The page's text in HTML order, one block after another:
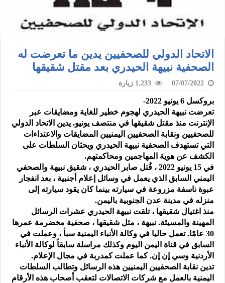
الاتحاد الدولي للصحفيين يدين ما تعرضت له
الصحفية نبيهة الحيدري بعد مقتل شقيقها
07/07/2022 1,233 زيارة
بروكسل 6 يونيو 2022-
تعرضت نبيهة الحيدري لهجوم خطير للغاية ومضايقات عبر
الإنترنت منذ مقتل شقيقها في منتصف يونيو. يدين الاتحاد الدولي
للصحفيين ونقابة الصحفيين اليمنيين المضايقات والاعتداءات
التي تستهدف الصحفية نبيهة الحيدري ويحثان السلطات على
الكشف عن هوية المهاجمين ومحاكمتهم.
في 15 يونيو 2022 ، قُتل صابر الحيدري ، شقيق نبيهة والصحفي
اليمني السابق الذي يعمل في وسائل إعلام أجنبية ، بعد انفجار
عبوة ناسفة مزروعة في سيارته بينما كان يقود سيارته إلى
منزله في مدينة عدن الجنوبية باليمن.
منذ اغتيال شقيقها ، تلقت نبيهة الحيدري عشرات الرسائل
المهينة والمسيئة. نبيهة ، مثل شقيقها ، صحفية مخضرمة عمرها
30 عامًا. تعمل حاليا في وكالة الأنباء اليمنية سبأ ، وعملت في
السابق في قناة اليمن اليوم وكذلك مراسلة سابقاً لوكالة الأنباء
الأردنية وسي إن إن. كما عملت كمدربة في مجال الإعلام.
تدين نقابة الصحفيين اليمنيين هذه الرسائل وتطالب السلطات
اليمنية بالعمل مع شركات الاتصالات لتعقب أصحاب هذه الأرقام